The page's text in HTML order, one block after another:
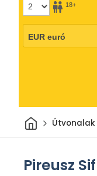
18+
Otthon
Útvonalak
Pireusz